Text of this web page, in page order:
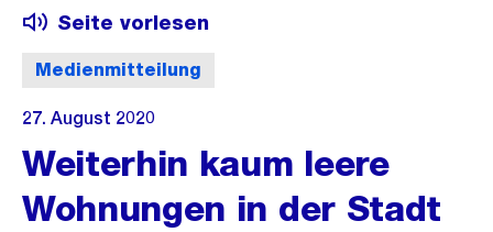
Medienmitteilung
Seite vorlesen
27. August 2020
Weiterhin kaum leere
Wohnungen in der Stadt